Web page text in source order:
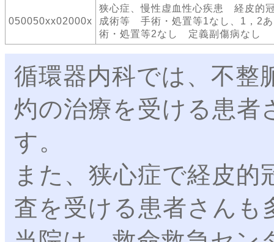
050050xx02000x
狭心症、慢性虚血性心疾患 経皮的
成術等 手術・処置等1なし、1，2
術・処置等2なし 定義副傷病なし
循環器内科では、不整
灼の治療を受ける患者
す。
また、狭心症で経皮
査を受ける患者さんも